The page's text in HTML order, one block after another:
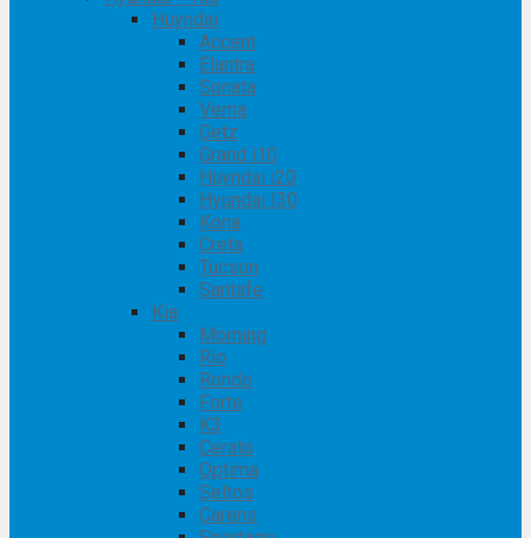
Huyndai
Accent
Elantra
Sonata
Verna
Getz
Grand i10
Huyndai i20
Hyundai I30
Kona
Creta
Tucson
Santafe
Kia
Morning
Rio
Rondo
Forte
K3
Cerato
Optima
Seltos
Carens